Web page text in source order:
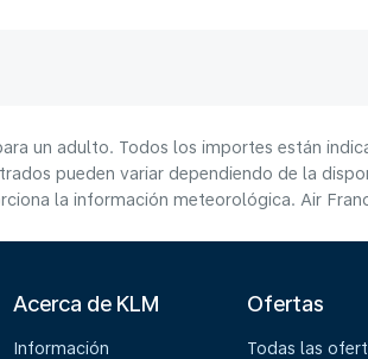
un adulto. Todos los importes están
pueden variar dependiendo de la
la información meteorológica. Air
Acerca de KLM
Información
Ofertas
Todas las